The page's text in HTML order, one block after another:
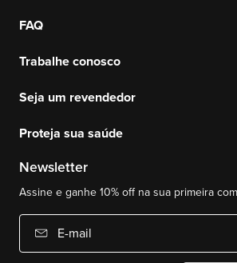
FAQ
Trabalhe conosco
Seja um revendedor
Proteja sua saúde
Newsletter
Assine e ganhe 10% off na sua primeira
E-mail